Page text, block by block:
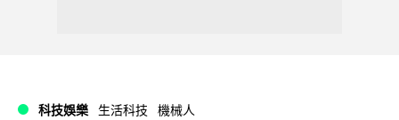
科技娛樂 生活科技 機械人